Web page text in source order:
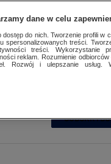
dane w celu
do nich. Tworzenie profili w
spersonalizowanych treści.
treści. Wykorzystanie
reklam. Rozumienie
Rozwój i ulepszanie usług.